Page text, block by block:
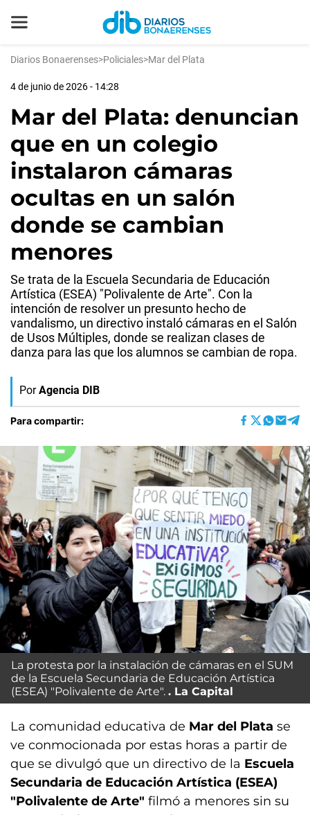
Diarios Bonaerenses>Policiales>Mar del Plata
4 de junio de 2026 - 14:28
Mar del Plata: denuncian
que en un colegio
instalaron cámaras
ocultas en un salón
donde se cambian
menores
Se trata de la Escuela Secundaria de Educación
Artística (ESEA) "Polivalente de Arte". Con la
intención de resolver un presunto hecho de
vandalismo, un directivo instaló cámaras en el Salón
de Usos Múltiples, donde se realizan clases de
danza para las que los alumnos se cambian de ropa.
Por Agencia DIB
Para compartir:
La protesta por la instalación de cámaras en el SUM
de la Escuela Secundaria de Educación Artística
(ESEA) "Polivalente de Arte".
La Capital
La comunidad educativa de Mar del Plata se
ve conmocionada por estas horas a partir de
que se divulgó que un directivo de la Escuela
Secundaria de Educación Artística (ESEA)
"Polivalente de Arte" filmó a menores sin su